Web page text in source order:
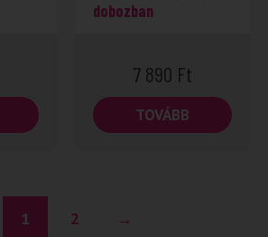
dobozban
7 890 Ft
TOVÁBB
1 2 →